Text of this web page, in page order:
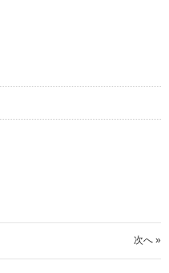
次へ »